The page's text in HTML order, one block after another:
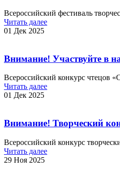
Всероссийский фестиваль
Читать далее
01 Дек 2025
Внимание! Участвуйте в
Всероссийский конкурс чтецов
Читать далее
01 Дек 2025
Внимание! Творческий
Всероссийский конкурс
Читать далее
29 Ноя 2025